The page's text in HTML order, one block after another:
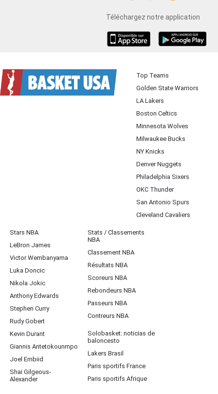
Téléchargez notre application
Top Teams
Golden State Warriors
LA Lakers
Boston Celtics
Minnesota Wolves
Milwaukee Bucks
NY Knicks
Denver Nuggets
Philadelphia Sixers
OKC Thunder
San Antonio Spurs
Cleveland Cavaliers
Stars NBA
LeBron James
Victor Wembanyama
Luka Doncic
Nikola Jokic
Anthony Edwards
Stephen Curry
Rudy Gobert
Kevin Durant
Giannis Antetokounmpo
Joel Embiid
Shai Gilgeous-
Alexander
Stats / Classements
NBA
Classement NBA
Résultats NBA
Scoreurs NBA
Rebondeurs NBA
Passeurs NBA
Contreurs NBA
Solobasket: noticias de
baloncesto
Lakers Brasil
Paris sportifs France
Paris sportifs Afrique